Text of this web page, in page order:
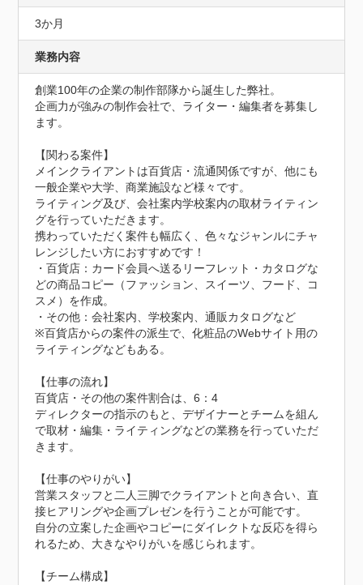
3か月
業務内容
創業100年の企業の制作部隊から誕生した弊社。
企画力が強みの制作会社で、ライター・編集者を募集し
ます。
【関わる案件】
メインクライアントは百貨店・流通関係ですが、他にも
一般企業や大学、商業施設など様々です。
ライティング及び、会社案内学校案内の取材ライティン
グを行っていただきます。
携わっていただく案件も幅広く、色々なジャンルにチャ
レンジしたい方におすすめです！
・百貨店：カード会員へ送るリーフレット・カタログな
どの商品コピー（ファッション、スイーツ、フード、コ
スメ）を作成。
・その他：会社案内、学校案内、通販カタログなど
※百貨店からの案件の派生で、化粧品のWebサイト用の
ライティングなどもある。
【仕事の流れ】
百貨店・その他の案件割合は、6：4
ディレクターの指示のもと、デザイナーとチームを組ん
で取材・編集・ライティングなどの業務を行っていただ
きます。
【仕事のやりがい】
営業スタッフと二人三脚でクライアントと向き合い、直
接ヒアリングや企画プレゼンを行うことが可能です。
自分の立案した企画やコピーにダイレクトな反応を得ら
れるため、大きなやりがいを感じられます。
【チーム構成】